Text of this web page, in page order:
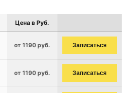
Цена в Руб.
от 1190 руб. Записаться
от 1190 руб. Записаться